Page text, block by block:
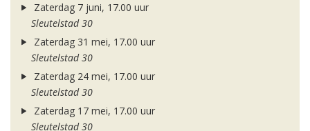
Zaterdag 7 juni, 17.00 uur
Sleutelstad 30
Zaterdag 31 mei, 17.00 uur
Sleutelstad 30
Zaterdag 24 mei, 17.00 uur
Sleutelstad 30
Zaterdag 17 mei, 17.00 uur
Sleutelstad 30